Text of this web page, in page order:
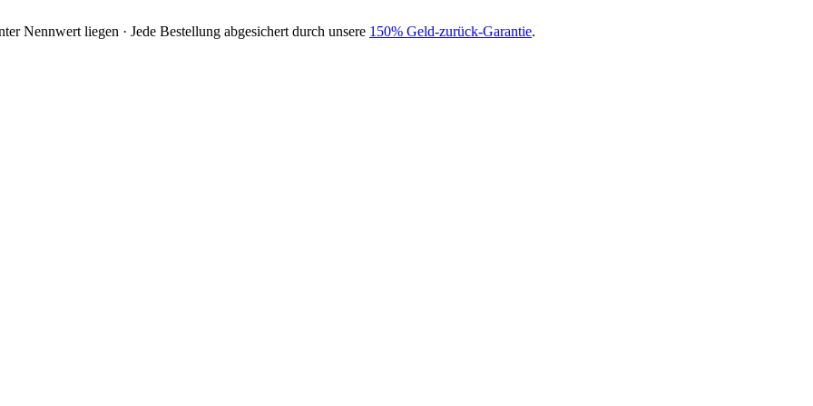
Nennwert liegen · Jede Bestellung abgesichert durch unsere 150% Geld-zurück-Garantie.